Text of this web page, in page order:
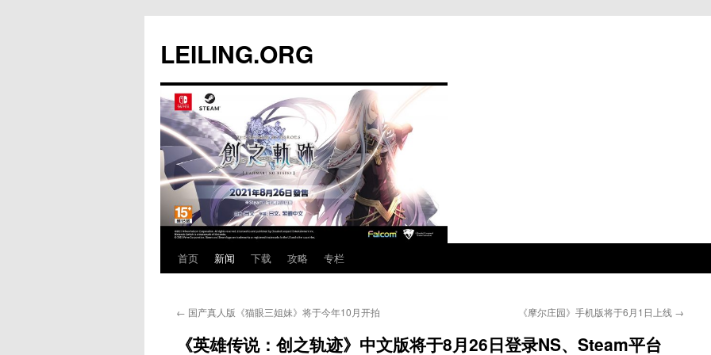
文
LEILING.ORG
首页 新闻 下载 攻略 专栏
← 国产真人版《猫眼三姐妹》将于今年10月开拍 《摩尔庄园》手机版将于6月1日上线 →
《英雄传说：创之轨迹》中文版将于8月26日登录NS、Steam平台